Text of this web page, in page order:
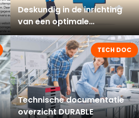
Deskundig in de inrichting
van een optimale
werkomgeving
TECH DOC
Technische documentatie
overzicht DURABLE